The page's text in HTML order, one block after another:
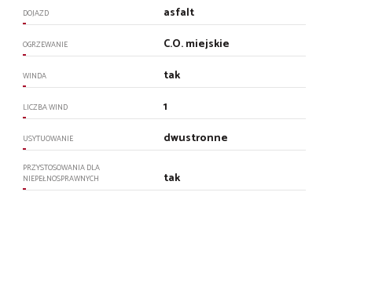
DOJAZD asfalt
OGRZEWANIE C.O. miejskie
WINDA tak
LICZBA WIND 1
USYTUOWANIE dwustronne
PRZYSTOSOWANIA DLA
NIEPEŁNOSPRAWNYCH
tak